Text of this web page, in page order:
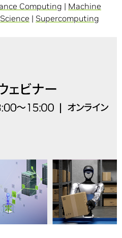
Computing | Machine
Science | Supercomputing